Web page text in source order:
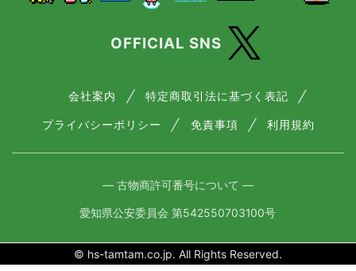
OFFICIAL SNS
会社案内 特定商取引法に基づく表記
プライバシーポリシー 免責事項 利用規約
― 古物商許可番号について ―
愛知県公安委員会 第542550703100号
© hs-tamtam.co.jp. All Rights Reserved.